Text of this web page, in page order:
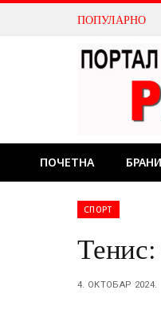
ПОПУЛАРНО
ПОЧЕТНА
СПОРТ
4. ОКТОБАР 2024.